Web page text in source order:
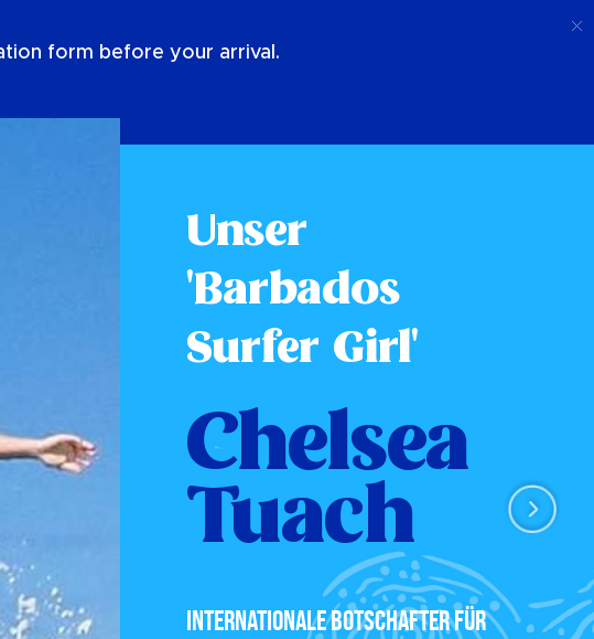
form before your arrival.
Unser
'Barbados
Surfer Girl'
Chelsea
Tuach
INTERNATIONALE BOTSCHAFTER FÜR